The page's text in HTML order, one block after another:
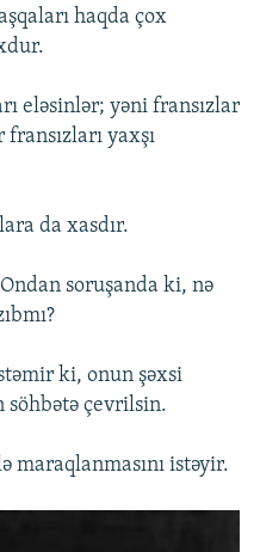
haqda çox
eləsinlər; yəni fransızlar
yaxşı
da xasdır.
soruşanda ki, nə
ki, onun şəxsi
söhbətə çevrilsin.
maraqlanmasını istəyir.